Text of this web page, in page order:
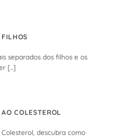
separados dos filhos e os
[...]
COLESTEROL
descubra como